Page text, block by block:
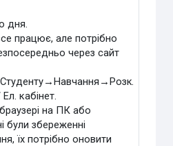
дня.
працює, але потрібно
через сайт
кабінет.
на ПК або
були збереженні
їх потрібно оновити